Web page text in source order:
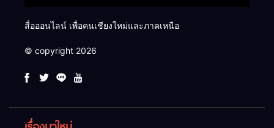
สื่อออนไลน์ เพื่อคนเชียงใหม่และภาคเหนือ
© copyright 2026